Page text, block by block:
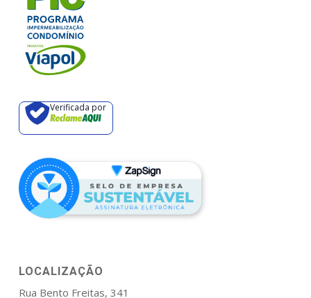
Verificada por
LOCALIZAÇÃO
Rua Bento Freitas, 341